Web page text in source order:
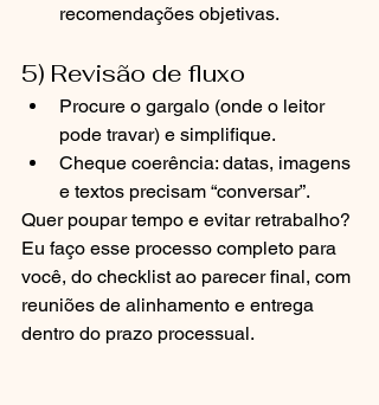
recomendações objetivas.
5) Revisão de fluxo
Procure o gargalo (onde o leitor
pode travar) e simplifique.
Cheque coerência: datas, imagens
e textos precisam “conversar”.
Quer poupar tempo e evitar retrabalho?
Eu faço esse processo completo para
você, do checklist ao parecer final, com
reuniões de alinhamento e entrega
dentro do prazo processual.